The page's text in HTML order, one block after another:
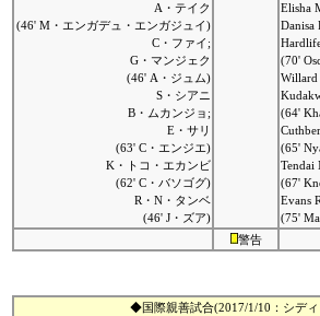
A・テイク
(46' M・エンガデュ・エンガジュイ)
C・ファイ;
G・マンジェク
(46' A・ジュム)
S・シアニ
B・ムカンジョ;
E・サリ
(63' C・エンジエ)
K・トコ・エカンビ
(62' C・バソゴグ)
R・N・タンベ
(46' J・ズア)
Elisha
Danisa
(70'
Willard
(64'
(65'
Tendai
(67'
Evans
(75'
警告
◆国際親善試合(2017/1/10：シデ